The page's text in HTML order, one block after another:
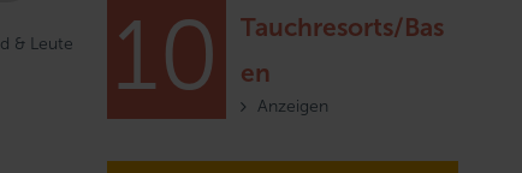
& Leute 10
Tauchresorts/Bas
en
Anzeigen